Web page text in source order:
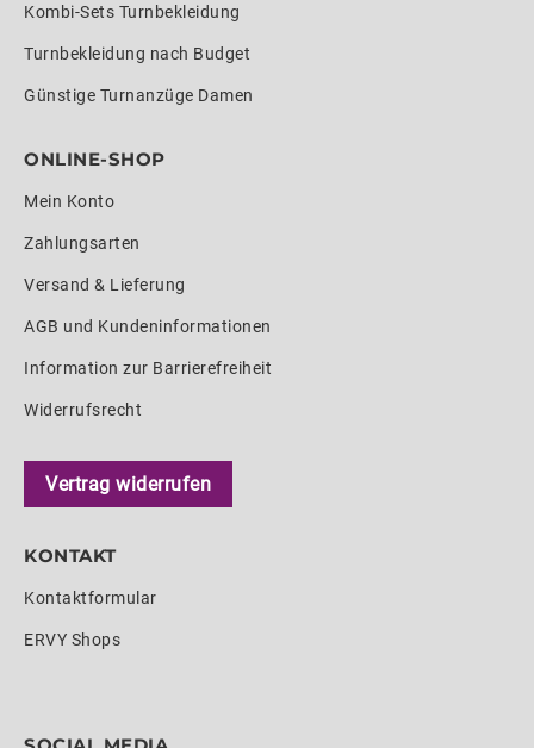
Kombi-Sets Turnbekleidung
Turnbekleidung nach Budget
Günstige Turnanzüge Damen
ONLINE-SHOP
Mein Konto
Zahlungsarten
Versand & Lieferung
AGB und Kundeninformationen
Information zur Barrierefreiheit
Widerrufsrecht
Vertrag widerrufen
KONTAKT
Kontaktformular
ERVY Shops